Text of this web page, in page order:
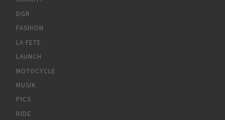
DGR
FASHION
LA FETE
LAUNCH
MOTOCYCLE
MUSIK
PICS
RIDE